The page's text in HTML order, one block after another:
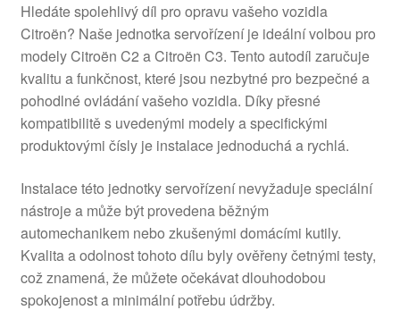
Hledáte spolehlivý díl pro opravu vašeho vozidla
Citroën? Naše jednotka servořízení je ideální volbou pro
modely Citroën C2 a Citroën C3. Tento autodíl zaručuje
kvalitu a funkčnost, které jsou nezbytné pro bezpečné a
pohodlné ovládání vašeho vozidla. Díky přesné
kompatibilitě s uvedenými modely a specifickými
produktovými čísly je instalace jednoduchá a rychlá.
Instalace této jednotky servořízení nevyžaduje speciální
nástroje a může být provedena běžným
automechanikem nebo zkušenými domácími kutily.
Kvalita a odolnost tohoto dílu byly ověřeny četnými testy,
což znamená, že můžete očekávat dlouhodobou
spokojenost a minimální potřebu údržby.